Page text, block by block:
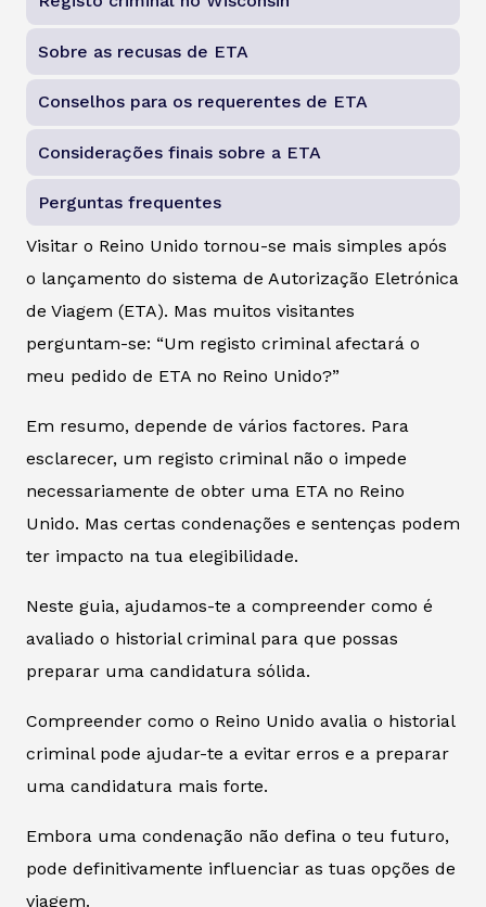
Sobre as recusas de ETA
Conselhos para os requerentes de ETA
Considerações finais sobre a ETA
Perguntas frequentes
Visitar o Reino Unido tornou-se mais simples após
o lançamento do sistema de Autorização Eletrónica
de Viagem (ETA). Mas muitos visitantes
perguntam-se: “Um registo criminal afectará o
meu pedido de ETA no Reino Unido?”
Em resumo, depende de vários factores. Para
esclarecer, um registo criminal não o impede
necessariamente de obter uma ETA no Reino
Unido. Mas certas condenações e sentenças podem
ter impacto na tua elegibilidade.
Neste guia, ajudamos-te a compreender como é
avaliado o historial criminal para que possas
preparar uma candidatura sólida.
Compreender como o Reino Unido avalia o historial
criminal pode ajudar-te a evitar erros e a preparar
uma candidatura mais forte.
Embora uma condenação não defina o teu futuro,
pode definitivamente influenciar as tuas opções de
viagem.